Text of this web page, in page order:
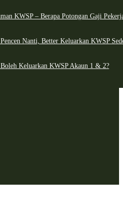
KWSP – Berapa Potongan Gaji
Nanti, Better Keluarkan KWSP
Keluarkan KWSP Akaun 1 & 2?